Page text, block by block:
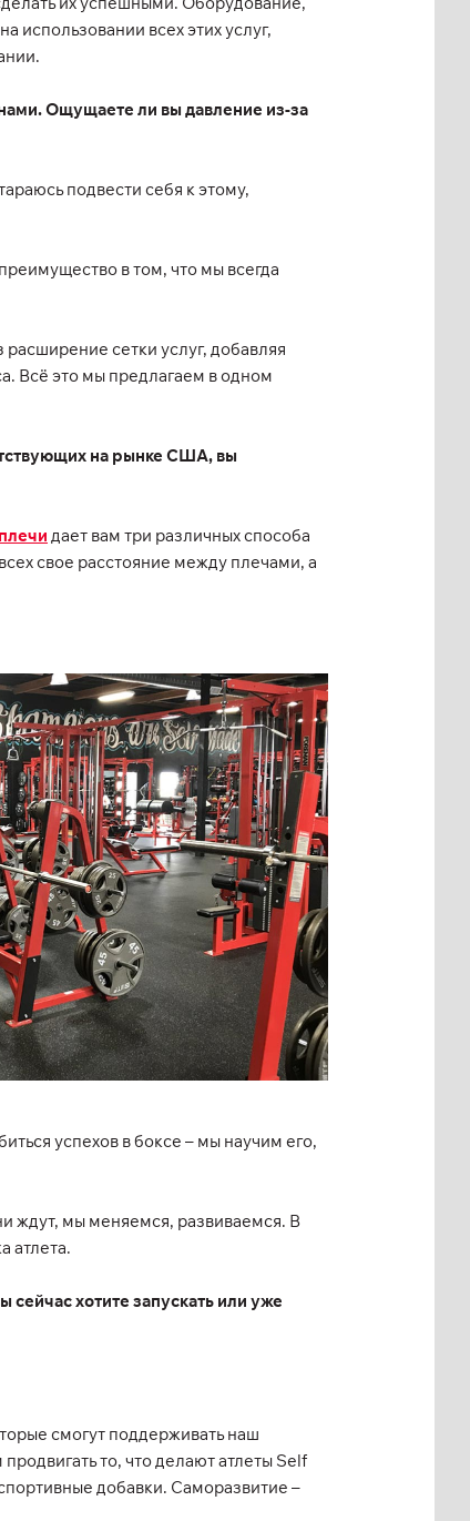
всех этих услуг,
Ощущаете ли вы давление из-за
подвести себя к этому,
в том, что мы всегда
сетки услуг, добавляя
Всё это мы предлагаем в одном
на рынке США, вы
дает вам три различных способа
свое расстояние между плечами, а
успехов в боксе – мы научим его,
ждут, мы меняемся, развиваемся. В
атлета.
хотите запускать или уже
смогут поддерживать наш
то, что делают атлеты Self
добавки. Саморазвитие –